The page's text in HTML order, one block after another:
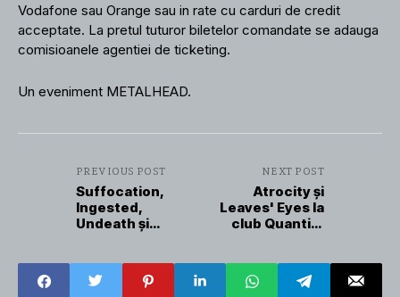
Vodafone sau Orange sau in rate cu carduri de credit
acceptate. La pretul tuturor biletelor comandate se adauga
comisioanele agentiei de ticketing.
Un eveniment METALHEAD.
PREVIOUS POST
Suffocation,
Ingested,
Undeath și
București,
13.10.2026
NEXT POST
Atrocity și
Leaves' Eyes la
club Quantic,